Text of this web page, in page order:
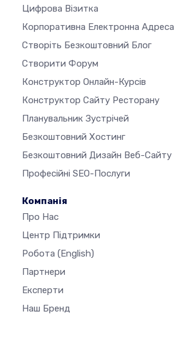
Цифрова Візитка
Корпоративна Електронна Адреса
Створіть Безкоштовний Блог
Створити Форум
Конструктор Онлайн-Курсів
Конструктор Сайту Ресторану
Планувальник Зустрічей
Безкоштовний Хостинг
Безкоштовний Дизайн Веб-Сайту
Професійні SEO-Послуги
Компанія
Про Нас
Центр Підтримки
Робота (English)
Партнери
Експерти
Наш Бренд